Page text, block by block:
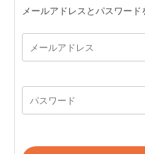
メールアドレスとパスワード